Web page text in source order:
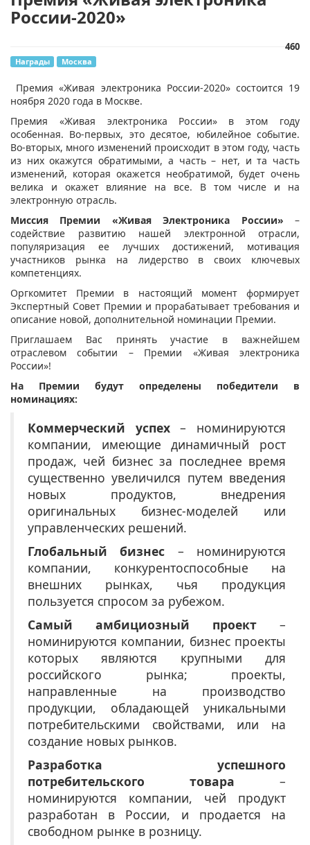
России-2020»
460
Награды Москва
​ Премия «Живая электроника России-2020» состоится 19
ноября 2020 года в Москве.
Премия «Живая электроника России» в этом году
особенная. Во-первых, это десятое, юбилейное событие.
Во-вторых, много изменений происходит в этом году, часть
из них окажутся обратимыми, а часть – нет, и та часть
изменений, которая окажется необратимой, будет очень
велика и окажет влияние на все. В том числе и на
электронную отрасль.
Миссия Премии «Живая Электроника России» –
содействие развитию нашей электронной отрасли,
популяризация ее лучших достижений, мотивация
участников рынка на лидерство в своих ключевых
компетенциях.
Оргкомитет Премии в настоящий момент формирует
Экспертный Совет Премии и прорабатывает требования и
описание новой, дополнительной номинации Премии.
Приглашаем Вас принять участие в важнейшем
отраслевом событии – Премии «Живая электроника
России»!
На Премии будут определены победители в
номинациях:
Коммерческий успех– номинируются
компании, имеющие динамичный рост
продаж, чей бизнес за последнее время
существенно увеличился путем введения
новых продуктов, внедрения
оригинальных бизнес-моделей или
управленческих решений.
Глобальный бизнес – номинируются
компании, конкурентоспособные на
внешних рынках, чья продукция
пользуется спросом за рубежом.
Самый амбициозный проект –
номинируются компании, бизнес проекты
которых являются крупными для
российского рынка; проекты,
направленные на производство
продукции, обладающей уникальными
потребительскими свойствами, или на
создание новых рынков.
Разработка успешного
потребительского товара –
номинируются компании, чей продукт
разработан в России, и продается на
свободном рынке в розницу.